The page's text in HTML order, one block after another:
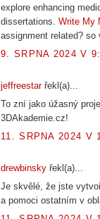
explore enhancing
dissertations. Write My
assignment related? so
9. SRPNA 2024 V
jeffreestarřekl(a)...
To zní jako úžasný
3DAkademie.cz!
11. SRPNA 2024 V
drewbinsky řekl(a)...
Je skvělé, že jste
a pomoci ostatním v